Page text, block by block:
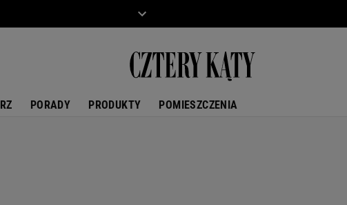
PORADY PRODUKTY POMIESZCZENIA